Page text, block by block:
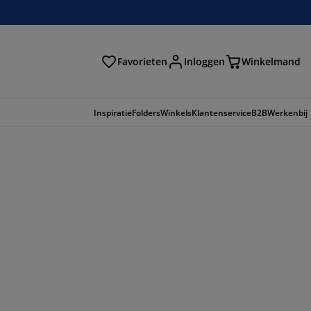
Favorieten Inloggen Winkelmand
InspiratieFoldersWinkelsKlantenserviceB2BWerkenbij